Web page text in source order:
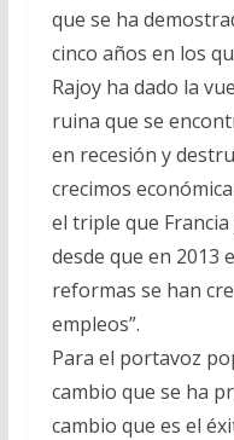
que se ha
cinco años en los
Rajoy ha dado la
ruina que se
en recesión y
crecimos
el triple que
desde que en 2013
reformas se han
empleos”.
Para el portavoz
cambio que se ha
cambio que es el